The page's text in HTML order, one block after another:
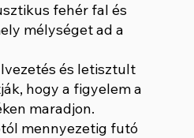
fehér fal és
mélységet ad a
és letisztult
hogy a figyelem a
maradjon.
mennyezetig futó